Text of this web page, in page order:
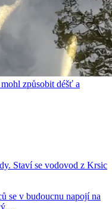
způsobit déšť a
Staví se vodovod z Krsic
se v budoucnu napojí na